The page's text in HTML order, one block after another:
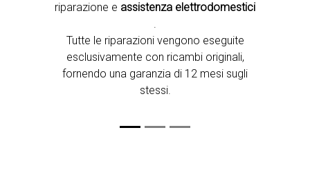
riparazione e assistenza elettrodomestici
.
Tutte le riparazioni vengono eseguite
esclusivamente con ricambi originali,
fornendo una garanzia di 12 mesi sugli
stessi.